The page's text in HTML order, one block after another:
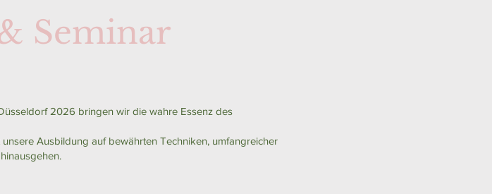
Seminar
2026 bringen wir die wahre Essenz des
Ausbildung auf bewährten Techniken, umfangreicher